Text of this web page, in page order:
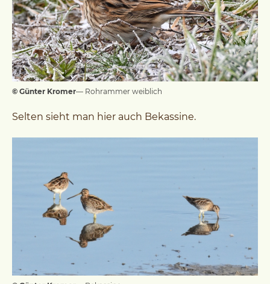
© Günter Kromer— Rohrammer weiblich
Selten sieht man hier auch Bekassine.